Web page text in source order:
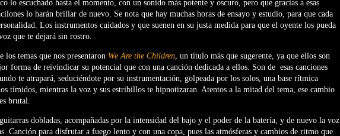
lo escuchado hasta el momento, con un sonido más potente y oscuro, pero que gracias a esas
lo harán brillar de nuevo. Se nota que hay muchas horas de ensayo y estudio, para que cada
Los instrumentos cuidados y que suenen en su justa medida para que el oyente los pueda
que te dejará sin rostro.
los temas que nos presentaron We Are the Children, un título más que sugerente, ya que ellos son
forma de reivindicar su potencial que con una canción dedicada a ellos. Son de esas canciones
te atrapará, seduciéndote por su instrumentación, golpeada por los solos, una base rítmica
tímidos, mientras la voz y sus estribillos te hipnotizaran. Atentos a la mitad del tema, ese cambio
brutal.
dobladas, acompañadas por la intensidad del bajo y el poder de la batería, y de nuevo la voz
Canción para disfrutar a fuego lento y con una copa, pues las atmósferas y cambios de ritmo que